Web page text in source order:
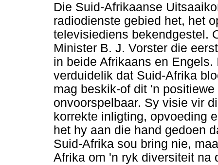
Die Suid-Afrikaanse
radiodienste gebied het, het
televisiediens bekendgestel.
Minister B. J. Vorster die
in beide Afrikaans en
verduidelik dat Suid-Afrika
mag beskik-of dit 'n
onvoorspelbaar. Sy visie vir
korrekte inligting, opvoeding
het hy aan die hand gedoen
Suid-Afrika sou bring nie,
Afrika om 'n ryk diversiteit na